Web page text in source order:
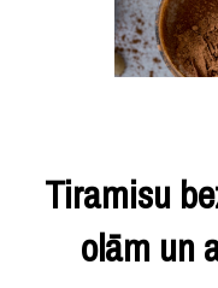
Tiramisu
olām un